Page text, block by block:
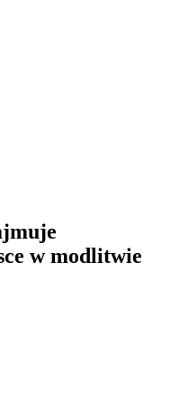
w modlitwie